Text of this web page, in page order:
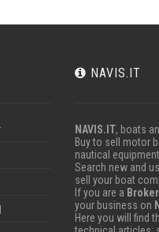
NAVIS.IT
NAVIS.IT, boats
Buy to sell motor
nautical equipment.
Search new and
sell your boat
If you are a Broker
your business on
Here you will find